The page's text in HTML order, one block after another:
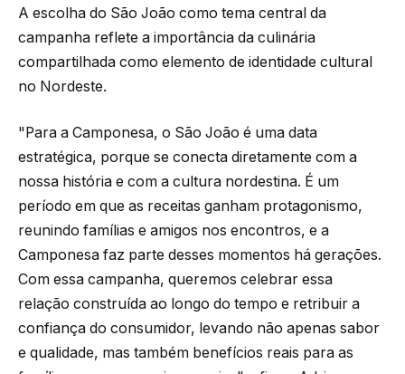
A escolha do São João como tema central da
campanha reflete a importância da culinária
compartilhada como elemento de identidade cultural
no Nordeste.
"Para a Camponesa, o São João é uma data
estratégica, porque se conecta diretamente com a
nossa história e com a cultura nordestina. É um
período em que as receitas ganham protagonismo,
reunindo famílias e amigos nos encontros, e a
Camponesa faz parte desses momentos há gerações.
Com essa campanha, queremos celebrar essa
relação construída ao longo do tempo e retribuir a
confiança do consumidor, levando não apenas sabor
e qualidade, mas também benefícios reais para as